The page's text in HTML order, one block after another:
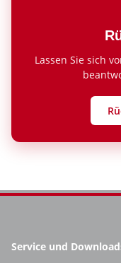
Lassen Sie sich
Service und